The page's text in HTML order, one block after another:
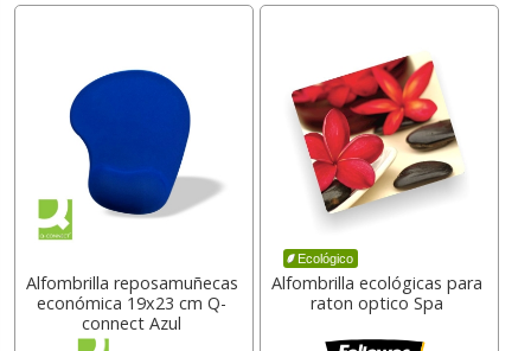
Alfombrilla reposamuñecas
económica 19x23 cm Q-
connect Azul
Ecológico
Alfombrilla ecológicas para
raton optico Spa